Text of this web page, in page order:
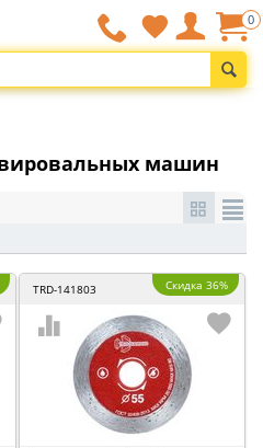
0
машин
TRD-141803 Скидка 36%